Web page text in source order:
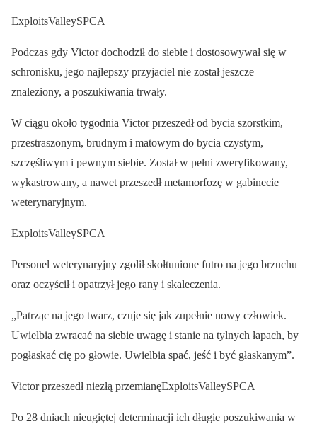
ExploitsValleySPCA
Podczas gdy Victor dochodził do siebie i dostosowywał się w
schronisku, jego najlepszy przyjaciel nie został jeszcze
znaleziony, a poszukiwania trwały.
W ciągu około tygodnia Victor przeszedł od bycia szorstkim,
przestraszonym, brudnym i matowym do bycia czystym,
szczęśliwym i pewnym siebie. Został w pełni zweryfikowany,
wykastrowany, a nawet przeszedł metamorfozę w gabinecie
weterynaryjnym.
ExploitsValleySPCA
Personel weterynaryjny zgolił skołtunione futro na jego brzuchu
oraz oczyścił i opatrzył jego rany i skaleczenia.
„Patrząc na jego twarz, czuje się jak zupełnie nowy człowiek.
Uwielbia zwracać na siebie uwagę i stanie na tylnych łapach, by
pogłaskać cię po głowie. Uwielbia spać, jeść i być głaskanym”.
Victor przeszedł niezłą przemianęExploitsValleySPCA
Po 28 dniach nieugiętej determinacji ich długie poszukiwania w